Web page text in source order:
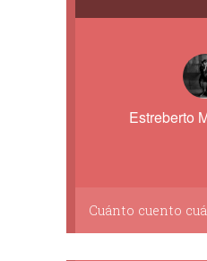
Estreberto
Cuánto cuento